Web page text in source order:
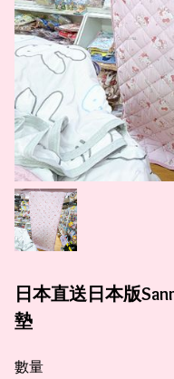
日本直送日本版
墊
數量